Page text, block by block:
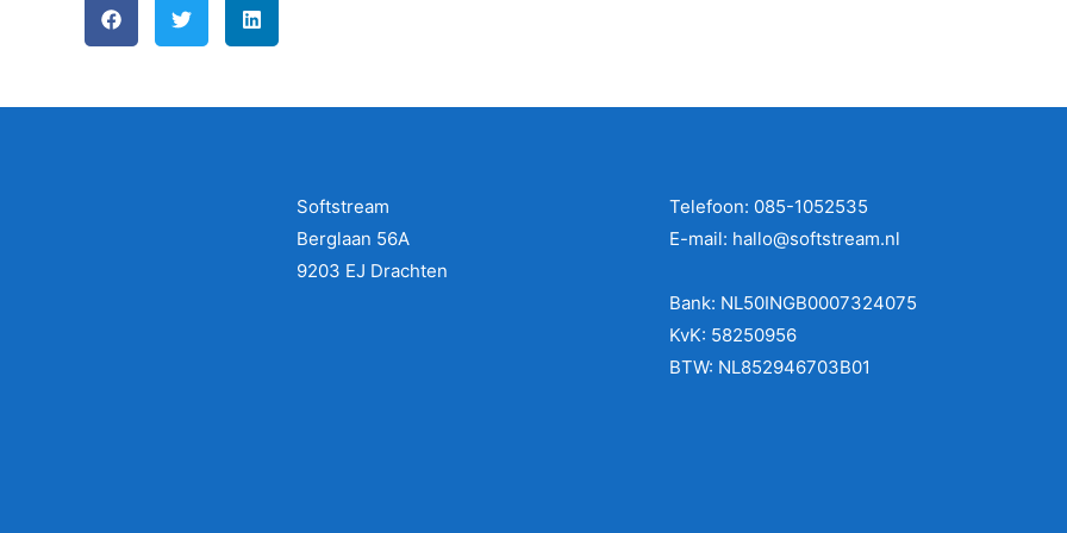
r
v
n
1
0
Softstream
Berglaan 56A
9203 EJ Drachten
Telefoon: 085-1052535
E-mail: hallo@softstream.nl
Bank: NL50INGB0007324075
KvK: 58250956
BTW: NL852946703B01